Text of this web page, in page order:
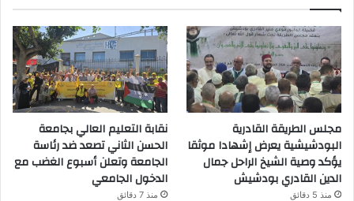
مجلس الطريقة القادرية
البودشيشية يعرض إشهادا موثقا
يؤكد وصية الشيخ الراحل جمال
الدين القادري بودشيش
منذ 5 دقائق
نقابة التعليم العالي بجامعة
الحسن الثاني تصعد ضد رئاسة
الجامعة وتعلن أسبوع الغضب مع
الدخول الجامعي
منذ 7 دقائق